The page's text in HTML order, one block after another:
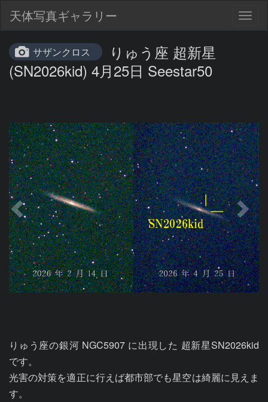
天体写真ギャラリー
サザンクロス
りゅう座 超新星
(SN2026kid) 4月25日 Seestar50
りゅう座の銀河 NGC5907 に出現した 超新星SN2026kid
です。
光害の対策を適正に行えば都市部でも星空は綺麗に見えま
す。